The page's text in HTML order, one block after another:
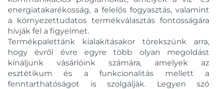
energiatakarékosság, a felelős fogyasztás, valamint
a környezettudatos termékválasztás fontosságára
hívják fel a figyelmet.
Termékpalettánk kialakításakor törekszünk arra,
hogy évről évre egyre több olyan megoldást
kínáljunk vásárlóink számára, amelyek az
esztétikum és a funkcionalitás mellett a
fenntarthatóságot is szolgálják. Legyen szó